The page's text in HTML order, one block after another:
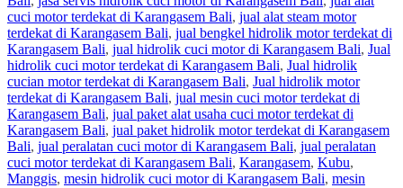
cuci motor terdekat di Karangasem Bali, jual alat steam motor
terdekat di Karangasem Bali, jual bengkel hidrolik motor terdekat di
Karangasem Bali, jual hidrolik cuci motor di Karangasem Bali, Jual
hidrolik cuci motor terdekat di Karangasem Bali, Jual hidrolik
cucian motor terdekat di Karangasem Bali, Jual hidrolik motor
terdekat di Karangasem Bali, jual mesin cuci motor terdekat di
Karangasem Bali, jual paket alat usaha cuci motor terdekat di
Karangasem Bali, jual paket hidrolik motor terdekat di Karangasem
Bali, jual peralatan cuci motor di Karangasem Bali, jual peralatan
cuci motor terdekat di Karangasem Bali, Karangasem, Kubu,
Manggis, mesin hidrolik cuci motor di Karangasem Bali, mesin